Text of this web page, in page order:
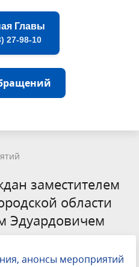
Главы
27-98-10
заместителем
области
Эдуардовичем
анонсы мероприятий